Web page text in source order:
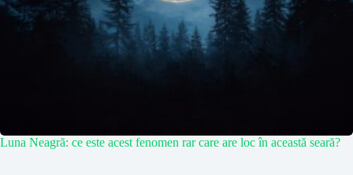
Luna Neagră: ce este acest fenomen rar care are loc în această seară?